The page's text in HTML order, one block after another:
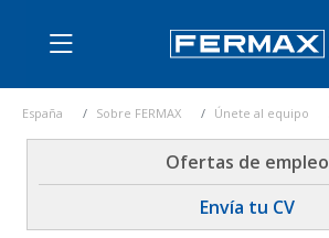
España Sobre FERMAX Únete al equipo
Ofertas de empleo
Envía tu CV